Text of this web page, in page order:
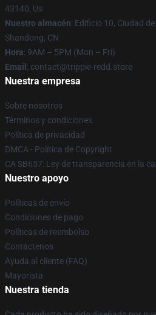
43140, Us
Nuestro almacén: Edificio 10, Ciudad
Shandong, CN
Hora: 9AM – 5PM (Mon – Fri)
Email : contact@trippie-redd.store
Nuestra empresa
Sobre nosotros
Términos y condiciones
Política de privacidad
DMCA - Política de Copyright
CA SB657: Ley de transparencia en la
Nuestro apoyo
Políticas de envío
Condiciones de pago
Políticas de reembolso
Contáctenos
Ayuda al cliente (FAQ)
Mayorista
Nuestra tienda